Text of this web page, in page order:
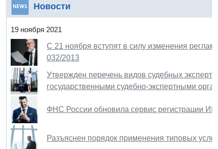
Новости
19 ноября 2021
С 21 ноября вступят в силу изменения
032/2013
Утвержден перечень видов судебных
государственными судебно-экспертными
ФНС России обновила сервис регистрации ИП
Разъяснен порядок применения типовых